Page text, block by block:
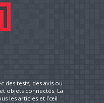
des tests, des avis ou
objets connectés. La
les articles et l’œil